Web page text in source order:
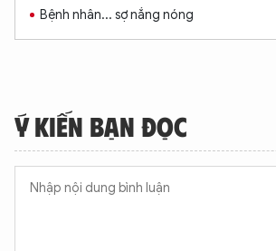
Bệnh nhân... sợ nắng nóng
Ý KIẾN BẠN ĐỌC
XIN CHÀO,
TÔI LÀ CHATBOT CỦA